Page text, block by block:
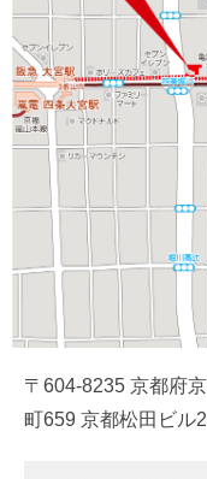
〒604-8235 京都府
町659 京都松田ビル